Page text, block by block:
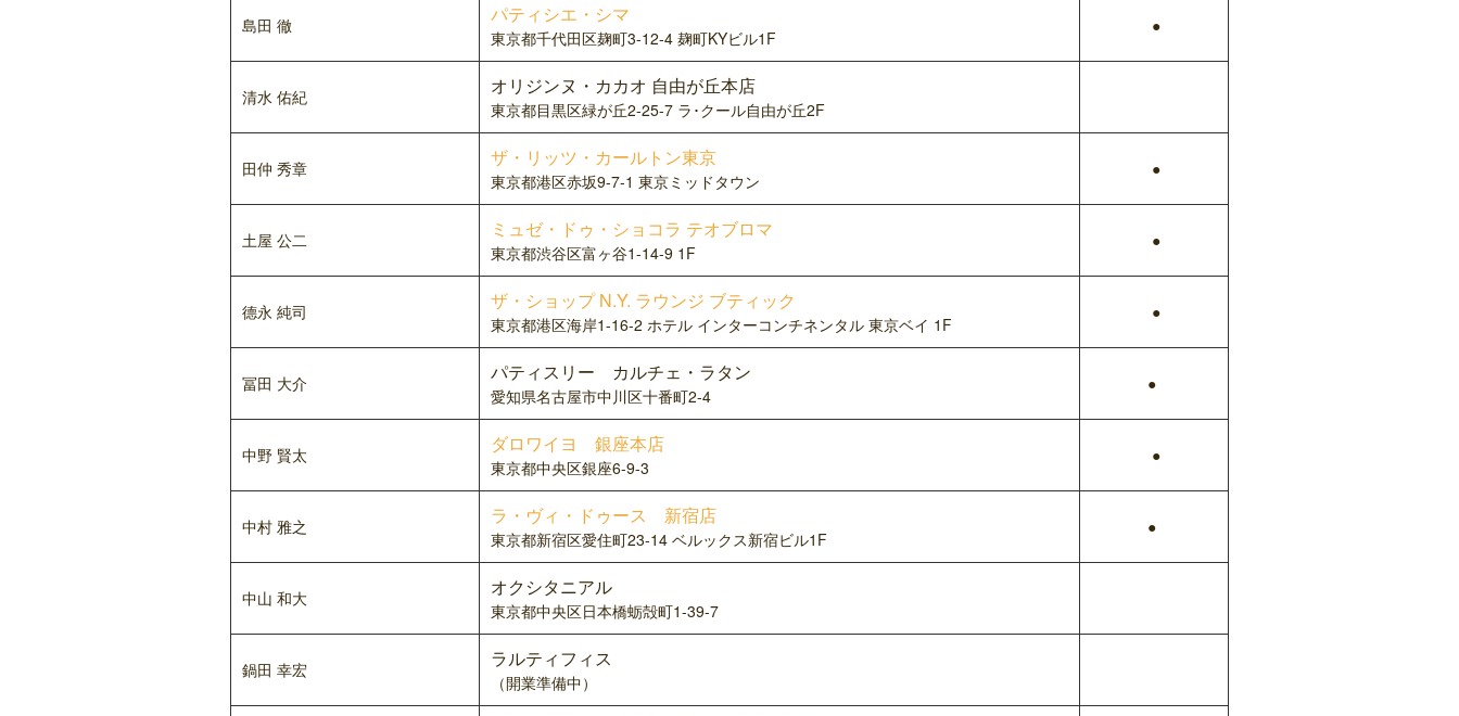
島田 徹 パティシエ・シマ
東京都千代田区麹町3-12-4 麹町KYビル1F
●
清水 佑紀 オリジンヌ・カカオ 自由が丘本店
東京都目黒区緑が丘2-25-7 ラ･クール自由が丘2F
田仲 秀章 ザ・リッツ・カールトン東京
東京都港区赤坂9-7-1 東京ミッドタウン
●
土屋 公二 ミュゼ・ドゥ・ショコラ テオブロマ
東京都渋谷区富ヶ谷1-14-9 1F
●
德永 純司 ザ・ショップ N.Y. ラウンジ ブティック
東京都港区海岸1-16-2 ホテル インターコンチネンタル 東京ベイ 1F
●
冨田 大介 パティスリー カルチェ・ラタン
愛知県名古屋市中川区十番町2-4
●
中野 賢太 ダロワイヨ 銀座本店
東京都中央区銀座6-9-3
●
中村 雅之 ラ・ヴィ・ドゥース 新宿店
東京都新宿区愛住町23-14 ベルックス新宿ビル1F
●
中山 和大 オクシタニアル
東京都中央区日本橋蛎殻町1-39-7
鍋田 幸宏 ラルティフィス
（開業準備中）